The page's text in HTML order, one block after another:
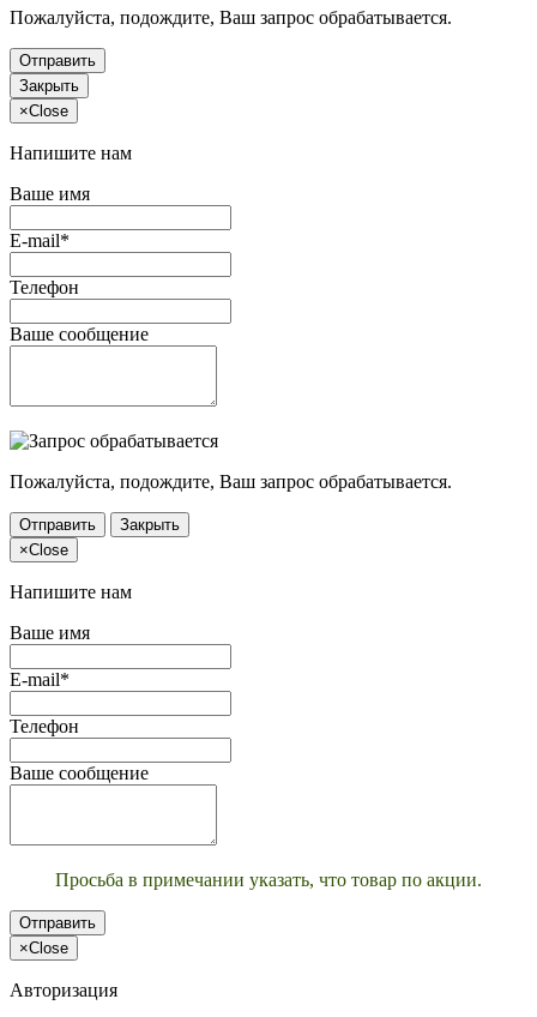
Пожалуйста, подождите, Ваш запрос обрабатывается.
Отправить
Закрыть
×Close
Напишите нам
Ваше имя
E-mail*
Телефон
Ваше сообщение
Пожалуйста, подождите, Ваш запрос обрабатывается.
Отправить
Закрыть
×Close
Напишите нам
Ваше имя
E-mail*
Телефон
Ваше сообщение
Просьба в примечании указать, что товар по акции.
Отправить
×Close
Авторизация